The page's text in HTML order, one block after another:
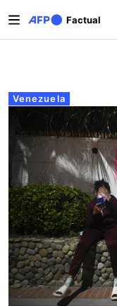
Factual
Solapas
Venezuela